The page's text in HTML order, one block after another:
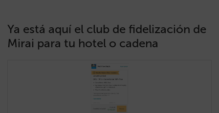
Ya está aquí el club de fidelización de
Mirai para tu hotel o cadena